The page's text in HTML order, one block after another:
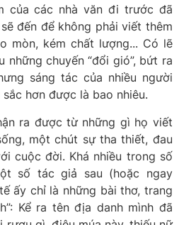
của các nhà văn đi trước đã
đến để không phải viết thêm
mòn, kém chất lượng... Có lẽ
những chuyến “đổi gió”, bứt ra
sáng tác của nhiều người
hơn được là bao nhiêu.
ra được từ những gì họ viết
một chút sự tha thiết, đau
cuộc đời. Khá nhiều trong số
số tác giả sau (hoặc ngay
ấy chỉ là những bài thơ, trang
Kể ra tên địa danh mình đã